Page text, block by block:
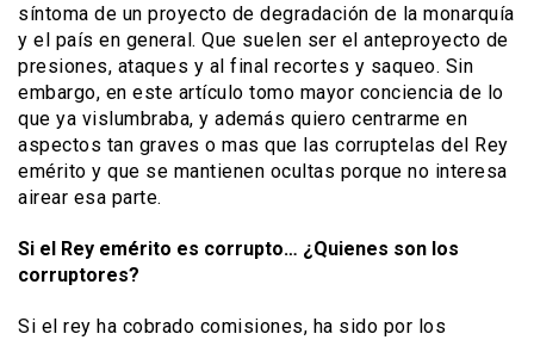
síntoma de un proyecto de degradación de la monarquía
y el país en general. Que suelen ser el anteproyecto de
presiones, ataques y al final recortes y saqueo. Sin
embargo, en este artículo tomo mayor conciencia de lo
que ya vislumbraba, y además quiero centrarme en
aspectos tan graves o mas que las corruptelas del Rey
emérito y que se mantienen ocultas porque no interesa
airear esa parte.
Si el Rey emérito es corrupto… ¿Quienes son los
corruptores?
Si el rey ha cobrado comisiones, ha sido por los